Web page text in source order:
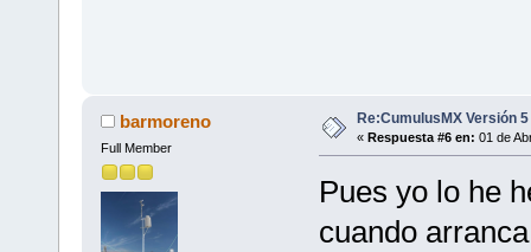
barmoreno
Full Member
Re:CumulusMX Versión 5
« Respuesta #6 en: 01 de
Pues yo lo he
cuando